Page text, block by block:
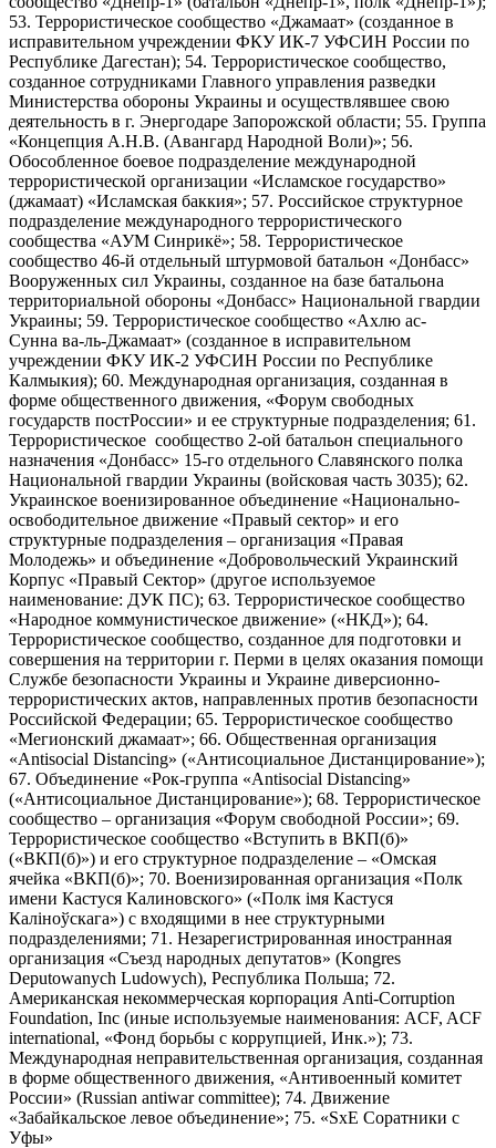
53. Террористическое сообщество «Джамаат» (созданное в
исправительном учреждении ФКУ ИК-7 УФСИН России по
Республике Дагестан); 54. Террористическое сообщество,
созданное сотрудниками Главного управления разведки
Министерства обороны Украины и осуществлявшее свою
деятельность в г. Энергодаре Запорожской области; 55. Группа
«Концепция А.Н.В. (Авангард Народной Воли)»; 56.
Обособленное боевое подразделение международной
террористической организации «Исламское государство»
(джамаат) «Исламская баккия»; 57. Российское структурное
подразделение международного террористического
сообщества «АУМ Синрикё»; 58. Террористическое
сообщество 46-й отдельный штурмовой батальон «Донбасс»
Вооруженных сил Украины, созданное на базе батальона
территориальной обороны «Донбасс» Национальной гвардии
Украины; 59. Террористическое сообщество «Ахлю ас-
Сунна ва-ль-Джамаат» (созданное в исправительном
учреждении ФКУ ИК-2 УФСИН России по Республике
Калмыкия); 60. Международная организация, созданная в
форме общественного движения, «Форум свободных
государств постРоссии» и ее структурные подразделения; 61.
Террористическое сообщество 2-ой батальон специального
назначения «Донбасс» 15-го отдельного Славянского полка
Национальной гвардии Украины (войсковая часть 3035); 62.
Украинское военизированное объединение «Национально-
освободительное движение «Правый сектор» и его
структурные подразделения – организация «Правая
Молодежь» и объединение «Добровольческий Украинский
Корпус «Правый Сектор» (другое используемое
наименование: ДУК ПС); 63. Террористическое сообщество
«Народное коммунистическое движение» («НКД»); 64.
Террористическое сообщество, созданное для подготовки и
совершения на территории г. Перми в целях оказания помощи
Службе безопасности Украины и Украине диверсионно-
террористических актов, направленных против безопасности
Российской Федерации; 65. Террористическое сообщество
«Мегионский джамаат»; 66. Общественная организация
«Antisocial Distancing» («Антисоциальное Дистанцирование»);
67. Объединение «Рок-группа «Antisocial Distancing»
(«Антисоциальное Дистанцирование»); 68. Террористическое
сообщество – организация «Форум свободной России»; 69.
Террористическое сообщество «Вступить в ВКП(б)»
(«ВКП(б)») и его структурное подразделение – «Омская
ячейка «ВКП(б)»; 70. Военизированная организация «Полк
имени Кастуся Калиновского» («Полк iмя Кастуся
Калiноўскага») с входящими в нее структурными
подразделениями; 71. Незарегистрированная иностранная
организация «Съезд народных депутатов» (Kongres
Deputowanych Ludowych), Республика Польша; 72.
Американская некоммерческая корпорация Anti-Corruption
Foundation, Inc (иные используемые наименования: ACF, ACF
international, «Фонд борьбы с коррупцией, Инк.»); 73.
Международная неправительственная организация, созданная
в форме общественного движения, «Антивоенный комитет
России» (Russian antiwar committee); 74. Движение
«Забайкальское левое объединение»; 75. «SxE Соратники с
Уфы»